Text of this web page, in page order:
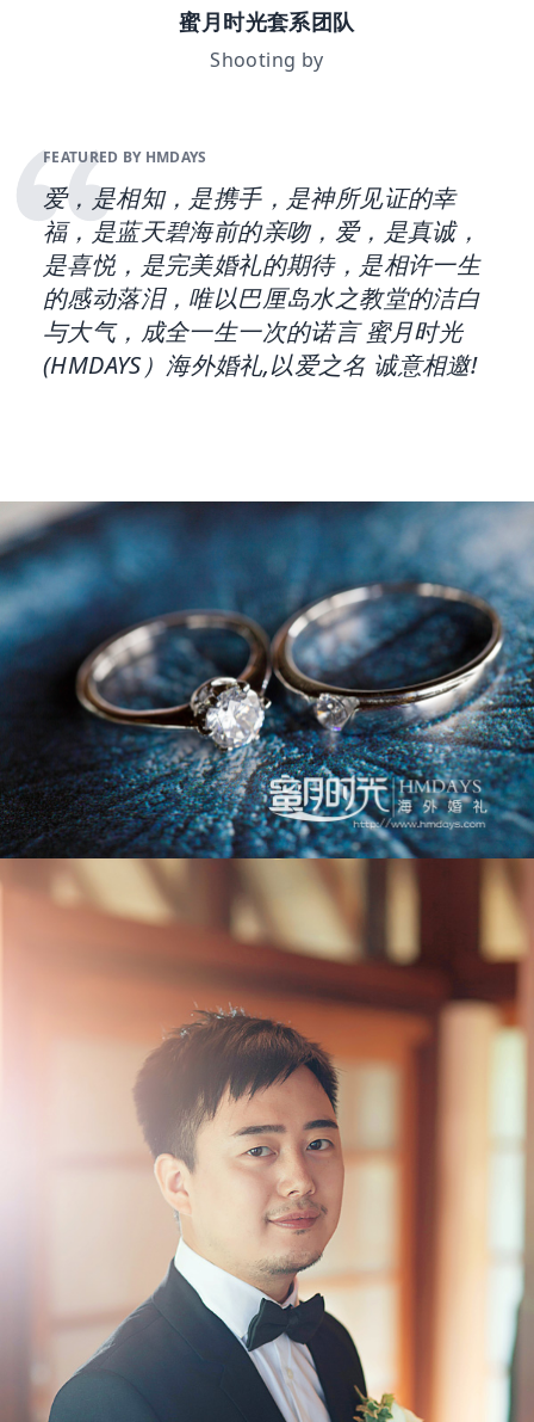
蜜月时光套系团队
Shooting by
FEATURED BY HMDAYS
爱，是相知，是携手，是神所见证的幸
福，是蓝天碧海前的亲吻，爱，是真诚，
是喜悦，是完美婚礼的期待，是相许一生
的感动落泪，唯以巴厘岛水之教堂的洁白
与大气，成全一生一次的诺言 蜜月时光
(HMDAYS）海外婚礼,以爱之名 诚意相邀!